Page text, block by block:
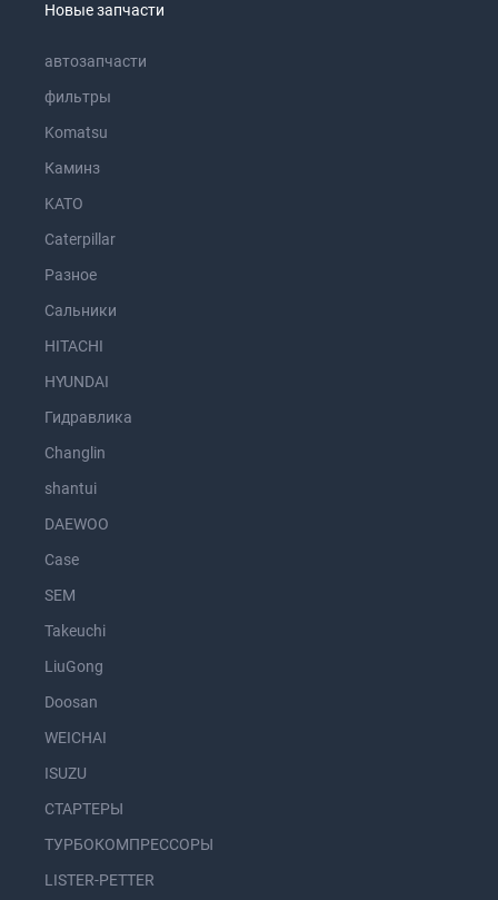
Новые запчасти
автозапчасти
фильтры
Komatsu
Каминз
KATO
Caterpillar
Разное
Сальники
HITACHI
HYUNDAI
Гидравлика
Changlin
shantui
DAEWOO
Case
SEM
Takeuchi
LiuGong
Doosan
WEICHAI
ISUZU
СТАРТЕРЫ
ТУРБОКОМПРЕССОРЫ
LISTER-PETTER